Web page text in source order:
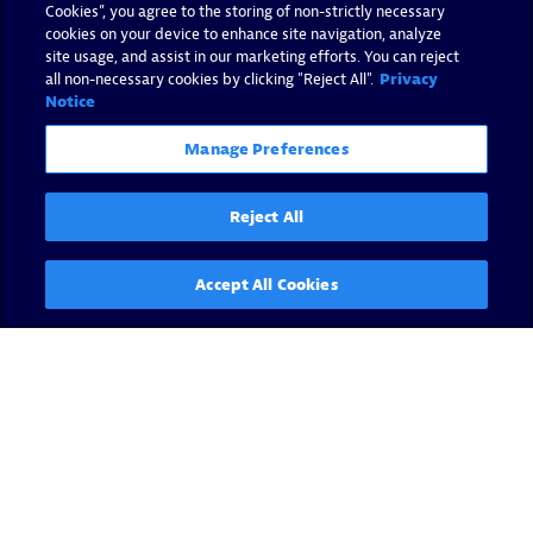
Cookies”, you agree to the storing of non-strictly necessary
cookies on your device to enhance site navigation, analyze
site usage, and assist in our marketing efforts. You can reject
all non-necessary cookies by clicking "Reject All". Privacy
Notice
Manage Preferences
Reject All
Accept All Cookies